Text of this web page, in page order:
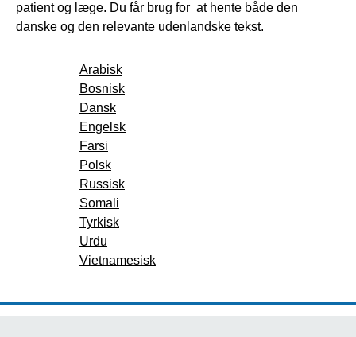
patient og læge. Du får brug for at hente både den
danske og den relevante udenlandske tekst.
Arabisk
Bosnisk
Dansk
Engelsk
Farsi
Polsk
Russisk
Somali
Tyrkisk
Urdu
Vietnamesisk